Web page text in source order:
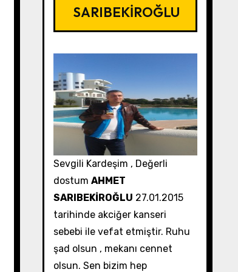
SARIBEKİROĞLU
Sevgili Kardeşim , Değerli
dostum AHMET
SARIBEKİROĞLU 27.01.2015
tarihinde akciğer kanseri
sebebi ile vefat etmiştir. Ruhu
şad olsun , mekanı cennet
olsun. Sen bizim hep